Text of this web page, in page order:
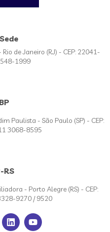
de Janeiro (RJ) - CEP: 22041-
1999
Paulista - São Paulo (SP) - CEP:
3068-8595
RS
- Porto Alegre (RS) - CEP:
9270 / 9520